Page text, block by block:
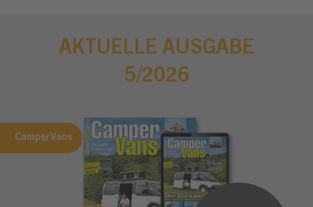
AKTUELLE AUSGABE
5/2026
CamperVans